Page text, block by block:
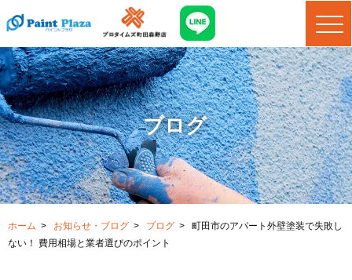
ブログ
ホーム > お知らせ・ブログ > ブログ >
町田市のアパート外壁塗装で失敗し
ない！ 費用相場と業者選びのポイント